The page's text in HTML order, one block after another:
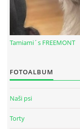
Tamiami´s FREEMONT
FOTOALBUM
Naši psi
Torty